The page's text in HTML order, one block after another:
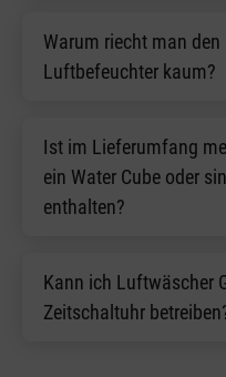
Warum riecht man
Luftbefeuchter kaum?
Ist im Lieferumfang
ein Water Cube oder
enthalten?
Kann ich Luftwäscher
Zeitschaltuhr